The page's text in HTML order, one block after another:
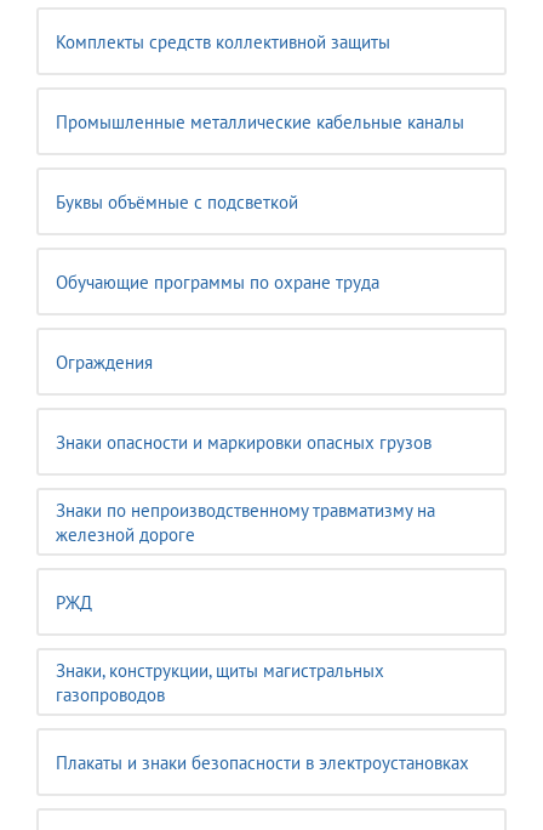
Комплекты средств коллективной защиты
Промышленные металлические кабельные каналы
Буквы объёмные с подсветкой
Обучающие программы по охране труда
Ограждения
Знаки опасности и маркировки опасных грузов
Знаки по непроизводственному травматизму на
железной дороге
РЖД
Знаки, конструкции, щиты магистральных
газопроводов
Плакаты и знаки безопасности в электроустановках